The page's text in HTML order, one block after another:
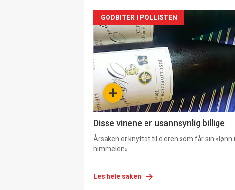
+
GODBITER I POLLISTEN
Disse vinene er usannsynlig billige
Årsaken er knyttet til eieren som får sin «lønn i
himmelen».
Les hele saken